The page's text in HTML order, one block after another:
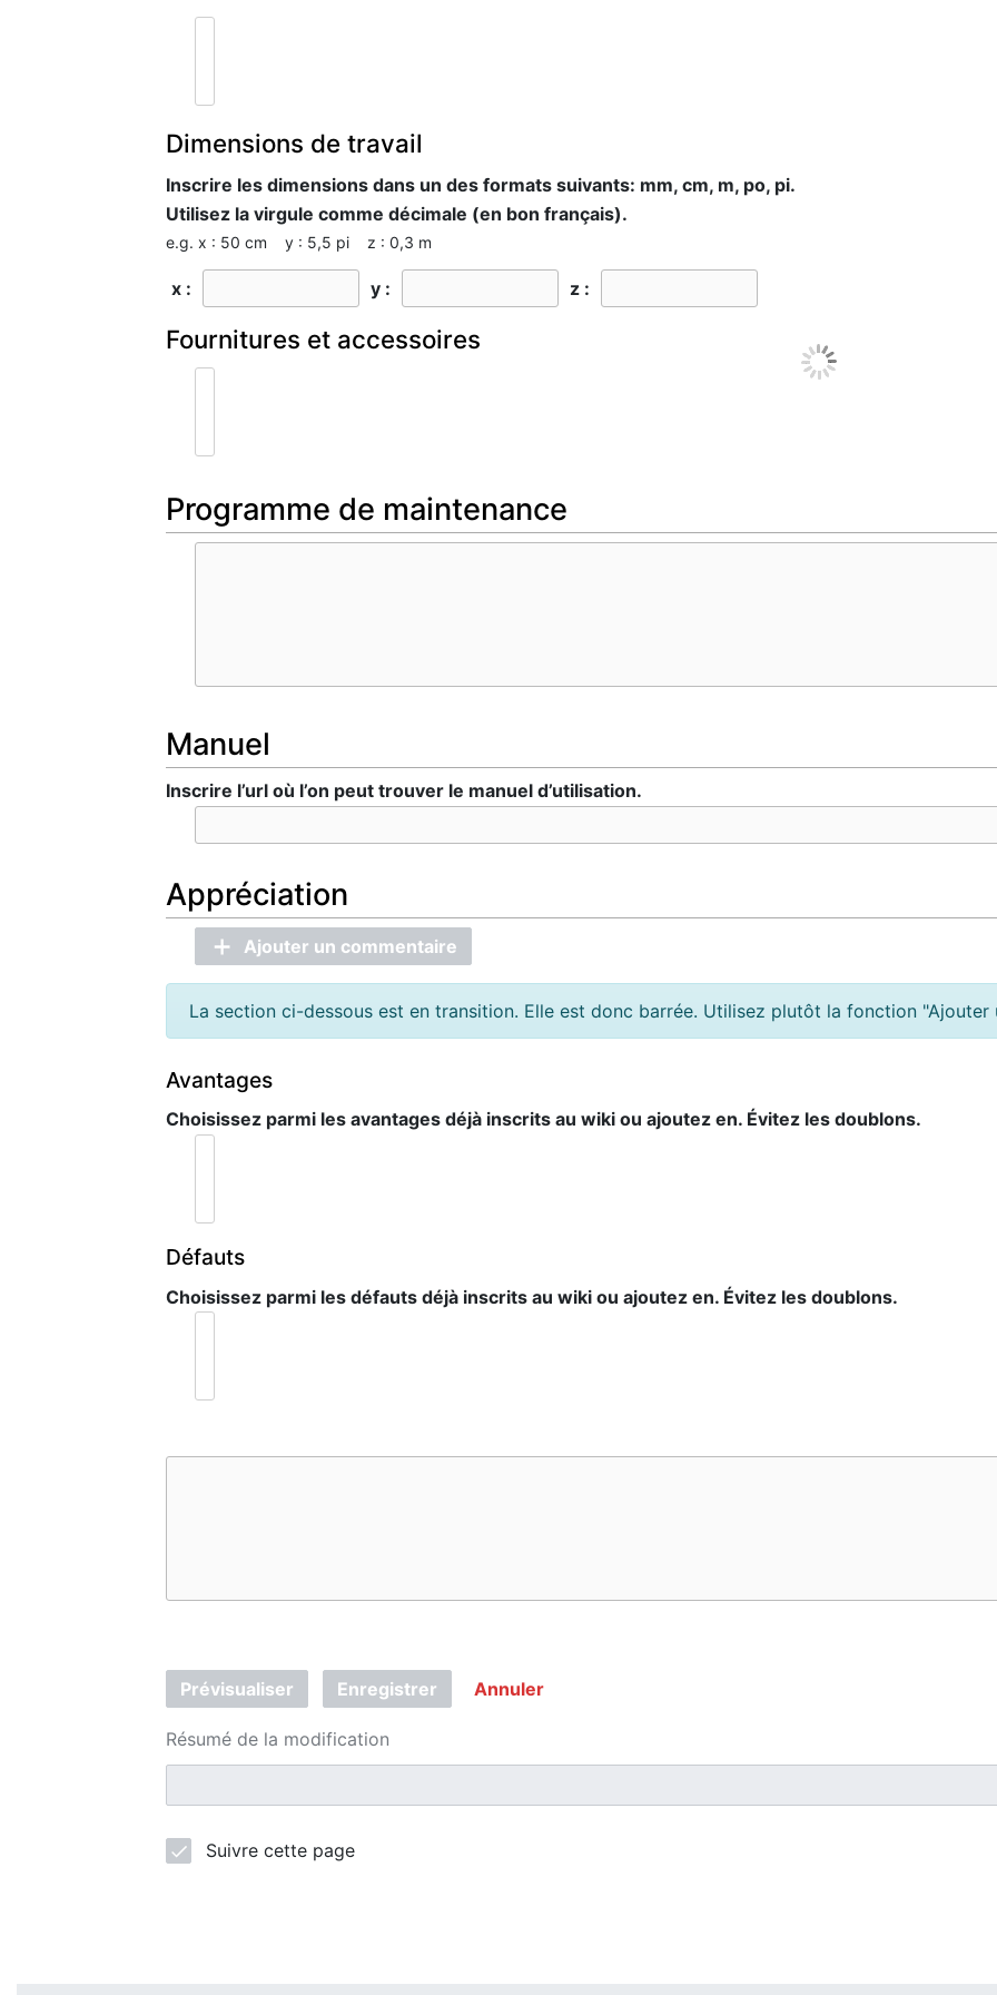
Dimensions de travail
Inscrire les dimensions dans un des formats suivants: mm, cm, m, po, pi.
Utilisez la virgule comme décimale (en bon français).
e.g. x : 50 cm y : 5,5 pi z : 0,3 m
x : y : z :
Fournitures et accessoires
Programme de maintenance
Manuel
Inscrire l’url où l’on peut trouver le manuel d’utilisation.
Appréciation
Ajouter un commentaire
La section ci-dessous est en transition. Elle est donc barrée. Utilisez plutôt la fonction "Ajouter
Avantages
Choisissez parmi les avantages déjà inscrits au wiki ou ajoutez en. Évitez les doublons.
Défauts
Choisissez parmi les défauts déjà inscrits au wiki ou ajoutez en. Évitez les doublons.
Prévisualiser Enregistrer Annuler
Résumé de la modification
Suivre cette page